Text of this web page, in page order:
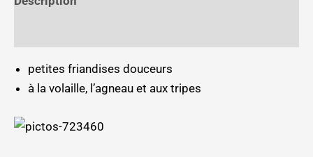
petites friandises douceurs
à la volaille, l’agneau et aux tripes